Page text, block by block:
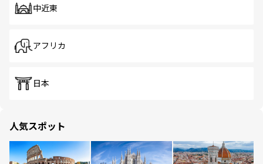
中近東
アフリカ
日本
人気スポット